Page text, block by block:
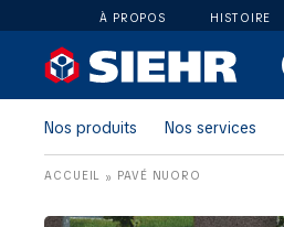
À PROPOS HISTOIRE
Nos produits Nos services
ACCUEIL » PAVÉ NUORO